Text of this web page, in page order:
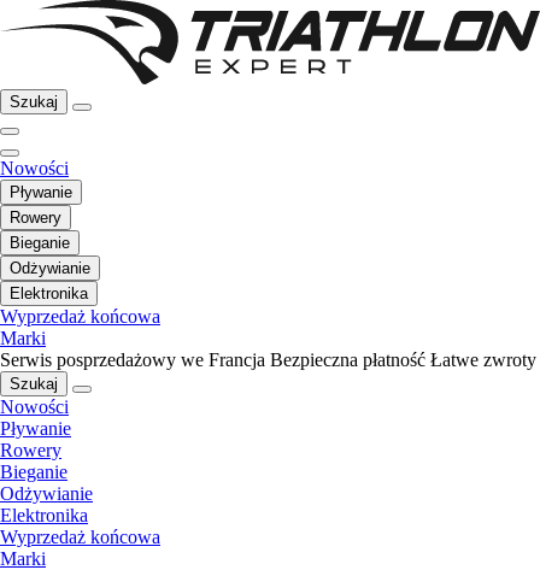
Szukaj
Nowości
Pływanie
Rowery
Bieganie
Odżywianie
Elektronika
Wyprzedaż końcowa
Marki
Serwis posprzedażowy we Francja Bezpieczna płatność Łatwe zwroty
Szukaj
Nowości
Pływanie
Rowery
Bieganie
Odżywianie
Elektronika
Wyprzedaż końcowa
Marki